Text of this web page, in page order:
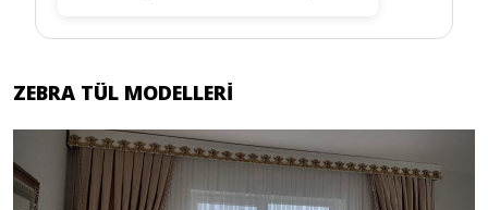
ZEBRA TÜL MODELLERI
Previous